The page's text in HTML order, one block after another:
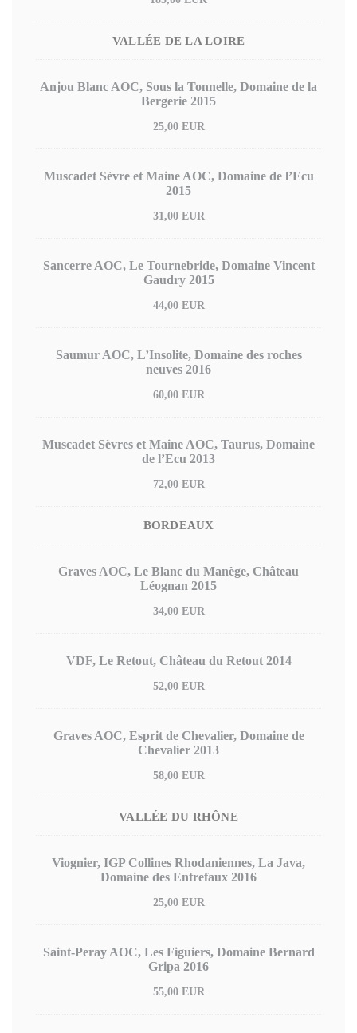
VALLÉE DE LA LOIRE
Anjou Blanc AOC, Sous la Tonnelle, Domaine de la
Bergerie 2015
25,00 EUR
Muscadet Sèvre et Maine AOC, Domaine de l’Ecu
2015
31,00 EUR
Sancerre AOC, Le Tournebride, Domaine Vincent
Gaudry 2015
44,00 EUR
Saumur AOC, L’Insolite, Domaine des roches
neuves 2016
60,00 EUR
Muscadet Sèvres et Maine AOC, Taurus, Domaine
de l’Ecu 2013
72,00 EUR
BORDEAUX
Graves AOC, Le Blanc du Manège, Château
Léognan 2015
34,00 EUR
VDF, Le Retout, Château du Retout 2014
52,00 EUR
Graves AOC, Esprit de Chevalier, Domaine de
Chevalier 2013
58,00 EUR
VALLÉE DU RHÔNE
Viognier, IGP Collines Rhodaniennes, La Java,
Domaine des Entrefaux 2016
25,00 EUR
Saint-Peray AOC, Les Figuiers, Domaine Bernard
Gripa 2016
55,00 EUR